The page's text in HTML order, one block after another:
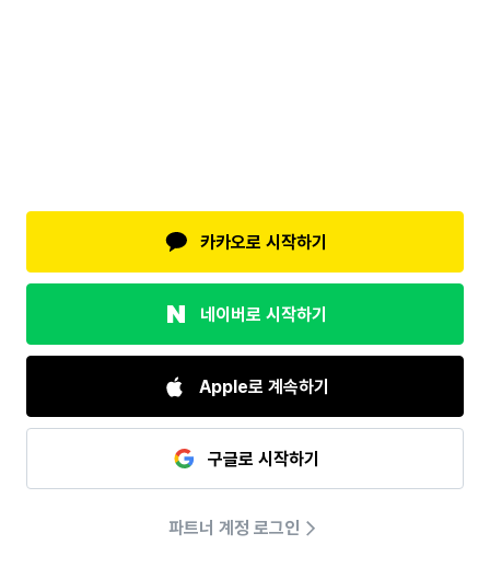
카카오로 시작하기
네이버로 시작하기
Apple로 계속하기
구글로 시작하기
파트너 계정 로그인